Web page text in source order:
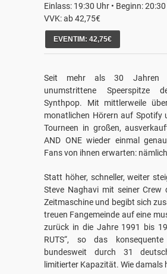
Einlass: 19:30 Uhr • Beginn:
VVK: ab 42,75€
EVENTIM: 42,75€
Seit mehr als 30 Jahren
unumstrittene Speerspitze
Synthpop. Mit mittlerweile
monatlichen Hörern auf Spotify
Tourneen in großen,
AND ONE wieder einmal
Fans von ihnen erwarten:
Statt höher, schneller, weiter
Steve Naghavi mit seiner Crew
Zeitmaschine und begibt sich
treuen Fangemeinde auf eine
zurück in die Jahre 1991 bis
RUTS“, so das
bundesweit durch 31
limitierter Kapazität. Wie damals